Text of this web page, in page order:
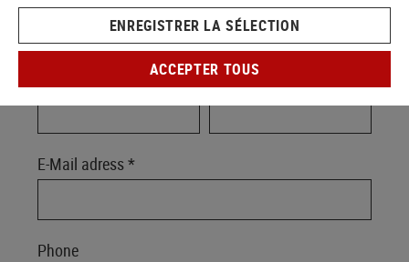
Last name *
E-Mail adress *
Phone
ENREGISTRER LA SÉLECTION
ACCEPTER TOUS